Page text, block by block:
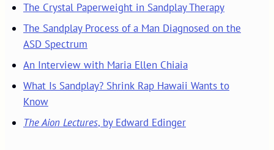
The Crystal Paperweight in Sandplay Therapy
The Sandplay Process of a Man Diagnosed on the
ASD Spectrum
An Interview with Maria Ellen Chiaia
What Is Sandplay? Shrink Rap Hawaii Wants to
Know
The Aion Lectures, by Edward Edinger